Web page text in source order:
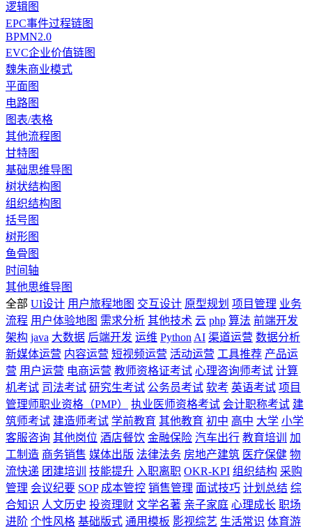
逻辑图
EPC事件过程链图
BPMN2.0
EVC企业价值链图
魏朱商业模式
平面图
电路图
图表/表格
其他流程图
甘特图
基础思维导图
树状结构图
组织结构图
括号图
树形图
鱼骨图
时间轴
其他思维导图
全部 UI设计 用户旅程地图 交互设计 原型规划 项目管理 业务
流程 用户体验地图 需求分析 其他技术 云 php 算法 前端开发
架构 java 大数据 后端开发 运维 Python AI 渠道运营 数据分析
新媒体运营 内容运营 短视频运营 活动运营 工具推荐 产品运
营 用户运营 电商运营 教师资格证考试 心理咨询师考试 计算
机考试 司法考试 研究生考试 公务员考试 软考 英语考试 项目
管理师职业资格（PMP）
执业医师资格考试 会计职称考试 建
筑师考试 建造师考试 学前教育 其他教育 初中 高中 大学 小学
客服咨询 其他岗位 酒店餐饮 金融保险 汽车出行 教育培训
加
工制造 商务销售 媒体出版 法律法务 房地产建筑 医疗保健 物
流快递 团建培训 技能提升 入职离职 OKR-KPI 组织结构 采购
管理 会议纪要 SOP 成本管控 销售管理 面试技巧 计划总结 综
合知识 人文历史 投资理财 文学名著 亲子家庭 心理成长 职场
进阶 个性风格 基础版式 通用模板 影视综艺 生活常识 体育游